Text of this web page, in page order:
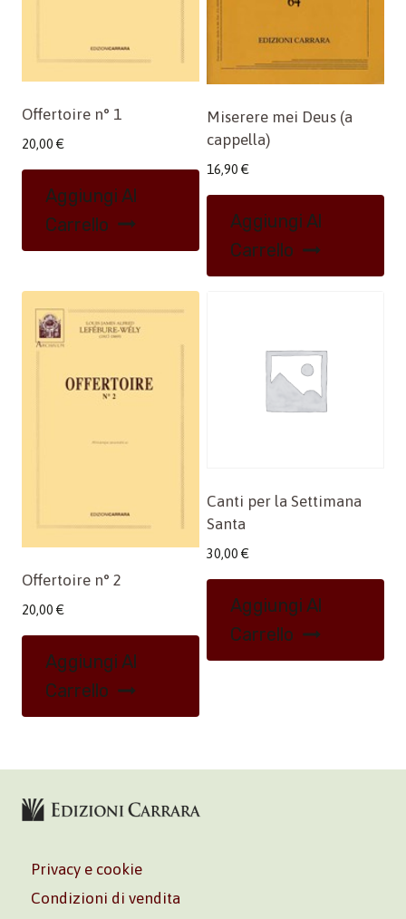
Offertoire n° 1
20,00 €
Aggiungi Al
Carrello
Miserere mei Deus (a
cappella)
16,90 €
Aggiungi Al
Carrello
Offertoire n° 2
20,00 €
Aggiungi Al
Carrello
Canti per la Settimana
Santa
30,00 €
Aggiungi Al
Carrello
Privacy e cookie
Condizioni di vendita